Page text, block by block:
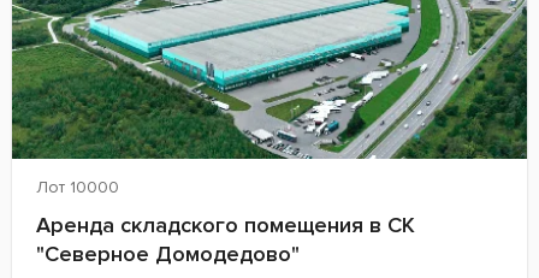
Лот 10000
Аренда складского помещения в СК
"Северное Домодедово"